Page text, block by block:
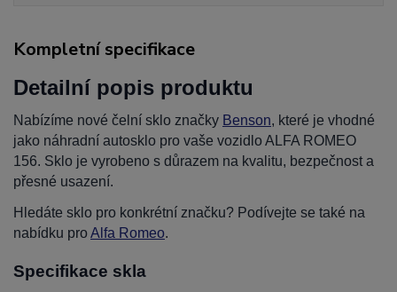
Kompletní specifikace
Detailní popis produktu
Nabízíme nové čelní sklo značky Benson, které je vhodné
jako náhradní autosklo pro vaše vozidlo ALFA ROMEO
156. Sklo je vyrobeno s důrazem na kvalitu, bezpečnost a
přesné usazení.
Hledáte sklo pro konkrétní značku? Podívejte se také na
nabídku proAlfa Romeo.
Specifikace skla